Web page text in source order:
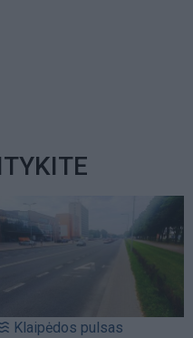
Klaipėdos pulsas